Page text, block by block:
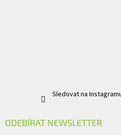
Sledovat na
ODEBÍRAT NEWSLETTER